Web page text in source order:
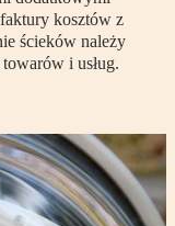
kosztów z
ścieków należy
i usług.